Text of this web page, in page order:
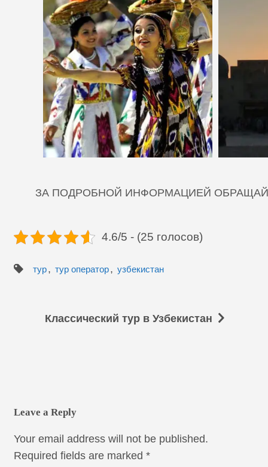
ЗА ПОДРОБНОЙ ИНФОРМАЦИЕЙ
4.6/5 - (25 голосов)
тур, тур оператор, узбекистан
Классический тур в Узбекистан
Leave a Reply
Your email address will not be published.
Required fields are marked *